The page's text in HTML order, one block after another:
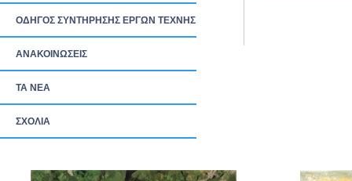
ΟΔΗΓΟΣ ΣΥΝΤΗΡΗΣΗΣ ΕΡΓΩΝ ΤΕΧΝΗΣ
ΑΝΑΚΟΙΝΩΣΕΙΣ
ΤΑ ΝEΑ
ΣΧΟΛΙΑ